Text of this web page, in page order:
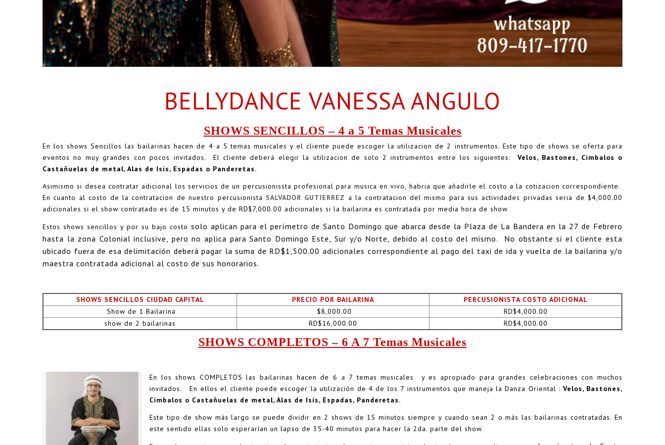
BELLYDANCE VANESSA ANGULO
SHOWS SENCILLOS – 4 a 5 Temas Musicales
En los shows Sencillos las bailarinas hacen de 4 a 5 temas musicales y el cliente puede escoger la utilizacion de 2 instrumentos. Este tipo de shows se oferta para
eventos no muy grandes con pocos invitados. El cliente deberá elegir la utilizacion de solo 2 instrumentos entre los siguientes: Velos, Bastones, Címbalos o
Castañuelas de metal, Alas de Isis, Espadas o Panderetas.
Asimismo si desea contratar adicional los servicios de un percusionissta profesional para musica en vivo, habria que añadirle el costo a la cotizacion correspondiente.
En cuanto al costo de la contratacion de nuestro percusionista SALVADOR GUTIERREZ a la contratacion del mismo para sus actividades privadas seria de $4,000.00
adicionales si el show contratado es de 15 minutos y de RD$7,000.00 adicionales si la bailarina es contratada por media hora de show
Estos shows sencillos y por su bajo costo solo aplican para el perímetro de Santo Domingo que abarca desde la Plaza de La Bandera en la 27 de Febrero
hasta la zona Colonial inclusive, pero no aplica para Santo Domingo Este, Sur y/o Norte, debido al costo del mismo. No obstante si el cliente esta
ubicado fuera de esa delimitación deberá pagar la suma de RD$1,500.00 adicionales correspondiente al pago del taxi de ida y vuelta de la bailarina y/o
maestra contratada adicional al costo de sus honorarios.
SHOWS SENCILLOS CIUDAD CAPITAL PRECIO POR BAILARINA
PERCUSIONISTA COSTO ADICIONAL
Show de 1 Bailarina
$8,000.00
RD$4,000.00
show de 2 bailarinas
RD$16,000.00 RD$4,000.00
SHOWS COMPLETOS – 6 A 7 Temas Musicales
En los shows COMPLETOS las bailarinas hacen de 6 a 7 temas musicales y es apropiado para grandes celebraciones con muchos
invitados. En ellos el cliente puede escoger la utilización de 4 de los 7 instrumentos que maneja la Danza Oriental : Velos, Bastones,
Címbalos o Castañuelas de metal, Alas de Isis, Espadas, Panderetas.
Este tipo de show más largo se puede dividir en 2 shows de 15 minutos siempre y cuando sean 2 o más las bailarinas contratadas. En
este sentido ellas solo esperarían un lapso de 35-40 minutos para hacer la 2da. parte del show.